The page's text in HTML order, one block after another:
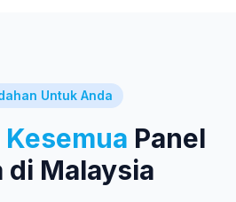
Untuk Anda
Kesemua Panel
di Malaysia